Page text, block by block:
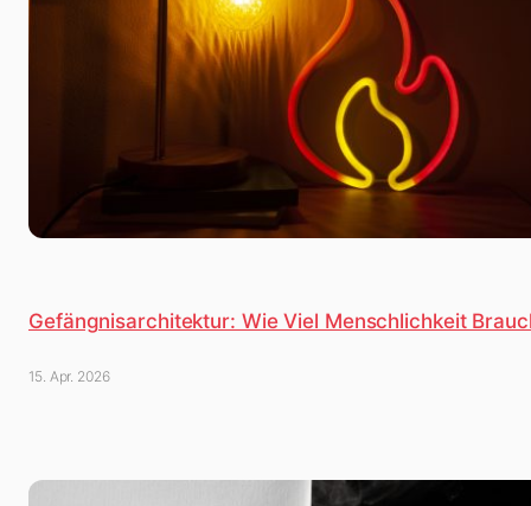
Gefängnisarchitektur: Wie Viel Menschlichkeit
15. Apr. 2026